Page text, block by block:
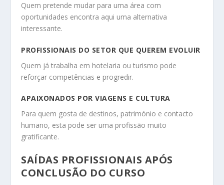
Quem pretende mudar para uma área com
oportunidades encontra aqui uma alternativa
interessante.
PROFISSIONAIS DO SETOR QUE QUEREM EVOLUIR
Quem já trabalha em hotelaria ou turismo pode
reforçar competências e progredir.
APAIXONADOS POR VIAGENS E CULTURA
Para quem gosta de destinos, património e contacto
humano, esta pode ser uma profissão muito
gratificante.
SAÍDAS PROFISSIONAIS APÓS
CONCLUSÃO DO CURSO